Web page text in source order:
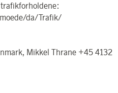
da/Trafik/
Mikkel Thrane +45 4132